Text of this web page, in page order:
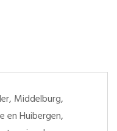
Middelburg,
en Huibergen,